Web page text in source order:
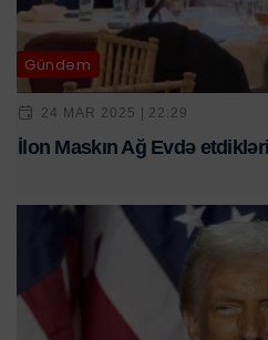
Gündəm
24 MAR 2025 | 22:29
İlon Maskın Ağ Evdə